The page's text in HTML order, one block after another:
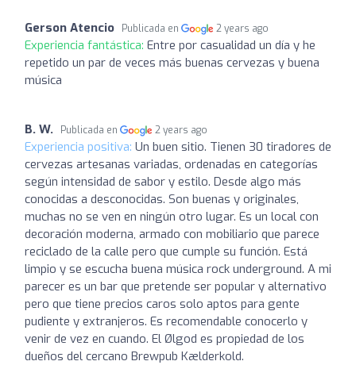
Gerson Atencio Publicada en 2 years ago
Experiencia fantástica: Entre por casualidad un día y he
repetido un par de veces más buenas cervezas y buena
música
B. W. Publicada en 2 years ago
Experiencia positiva: Un buen sitio. Tienen 30 tiradores de
cervezas artesanas variadas, ordenadas en categorías
según intensidad de sabor y estilo. Desde algo más
conocidas a desconocidas. Son buenas y originales,
muchas no se ven en ningún otro lugar. Es un local con
decoración moderna, armado con mobiliario que parece
reciclado de la calle pero que cumple su función. Está
limpio y se escucha buena música rock underground. A mi
parecer es un bar que pretende ser popular y alternativo
pero que tiene precios caros solo aptos para gente
pudiente y extranjeros. Es recomendable conocerlo y
venir de vez en cuando. El Ølgod es propiedad de los
dueños del cercano Brewpub Kælderkold.